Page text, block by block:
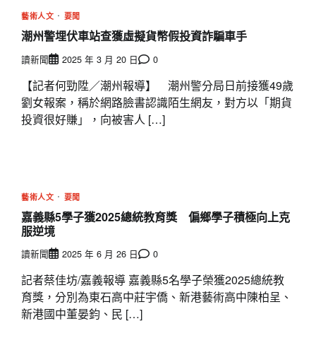
藝術人文 要聞
潮州警埋伏車站查獲虛擬貨幣假投資詐騙車手
讀新聞 2025 年 3 月 20 日 0
【記者何勁陞／潮州報導】 潮州警分局日前接獲49歲
劉女報案，稱於網路臉書認識陌生網友，對方以「期貨
投資很好賺」，向被害人 […]
藝術人文 要聞
嘉義縣5學子獲2025總統教育獎 偏鄉學子積極向上克
服逆境
讀新聞 2025 年 6 月 26 日 0
記者蔡佳坊/嘉義報導 嘉義縣5名學子榮獲2025總統教
育獎，分別為東石高中莊宇僑、新港藝術高中陳柏呈、
新港國中董晏鈞、民 […]